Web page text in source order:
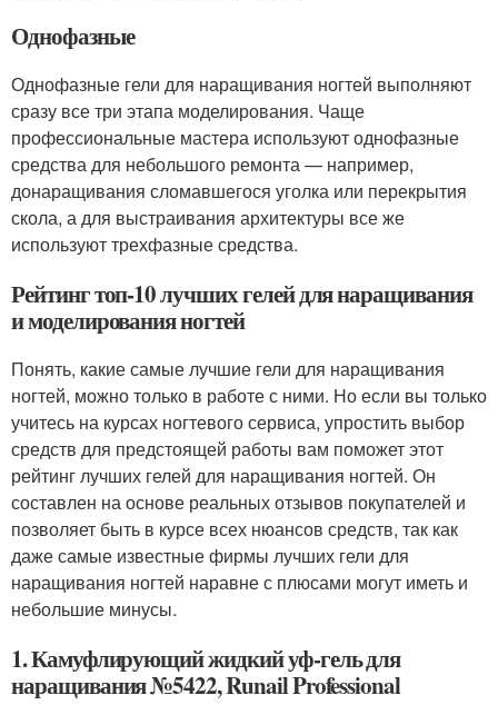
Однофазные
Однофазные гели для наращивания ногтей выполняют
сразу все три этапа моделирования. Чаще
профессиональные мастера используют однофазные
средства для небольшого ремонта — например,
донаращивания сломавшегося уголка или перекрытия
скола, а для выстраивания архитектуры все же
используют трехфазные средства.
Рейтинг топ-10 лучших гелей для наращивания
и моделирования ногтей
Понять, какие самые лучшие гели для наращивания
ногтей, можно только в работе с ними. Но если вы только
учитесь на курсах ногтевого сервиса, упростить выбор
средств для предстоящей работы вам поможет этот
рейтинг лучших гелей для наращивания ногтей. Он
составлен на основе реальных отзывов покупателей и
позволяет быть в курсе всех нюансов средств, так как
даже самые известные фирмы лучших гели для
наращивания ногтей наравне с плюсами могут иметь и
небольшие минусы.
1. Камуфлирующий жидкий уф-гель для
наращивания №5422, Runail Professional